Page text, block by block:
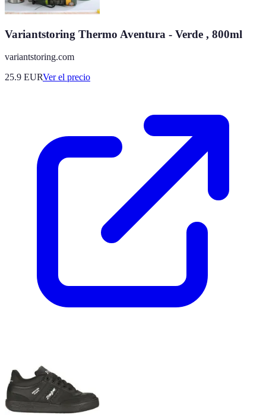
Variantstoring Thermo Aventura - Verde , 800ml
variantstoring.com
25.9 EURVer el precio